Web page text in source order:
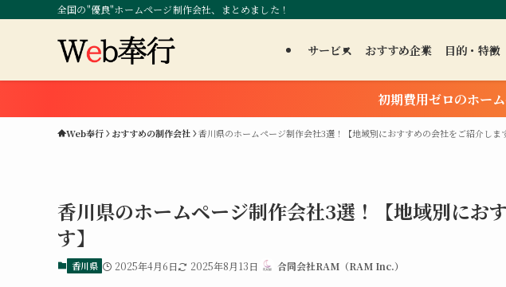
全国の"優良"ホームページ制作会社、まとめました！
サービス おすすめ企業 目的・特徴
初期費用ゼロのホー
Web奉行 おすすめの制作会社 香川県のホームページ制作会社3選！【地域別におすすめの会社をご紹介しま
香川県のホームページ制作会社3選！【地域別にお
す】
香川県 2025年4月6日 2025年8月13日 合同会社RAM（RAM Inc.）